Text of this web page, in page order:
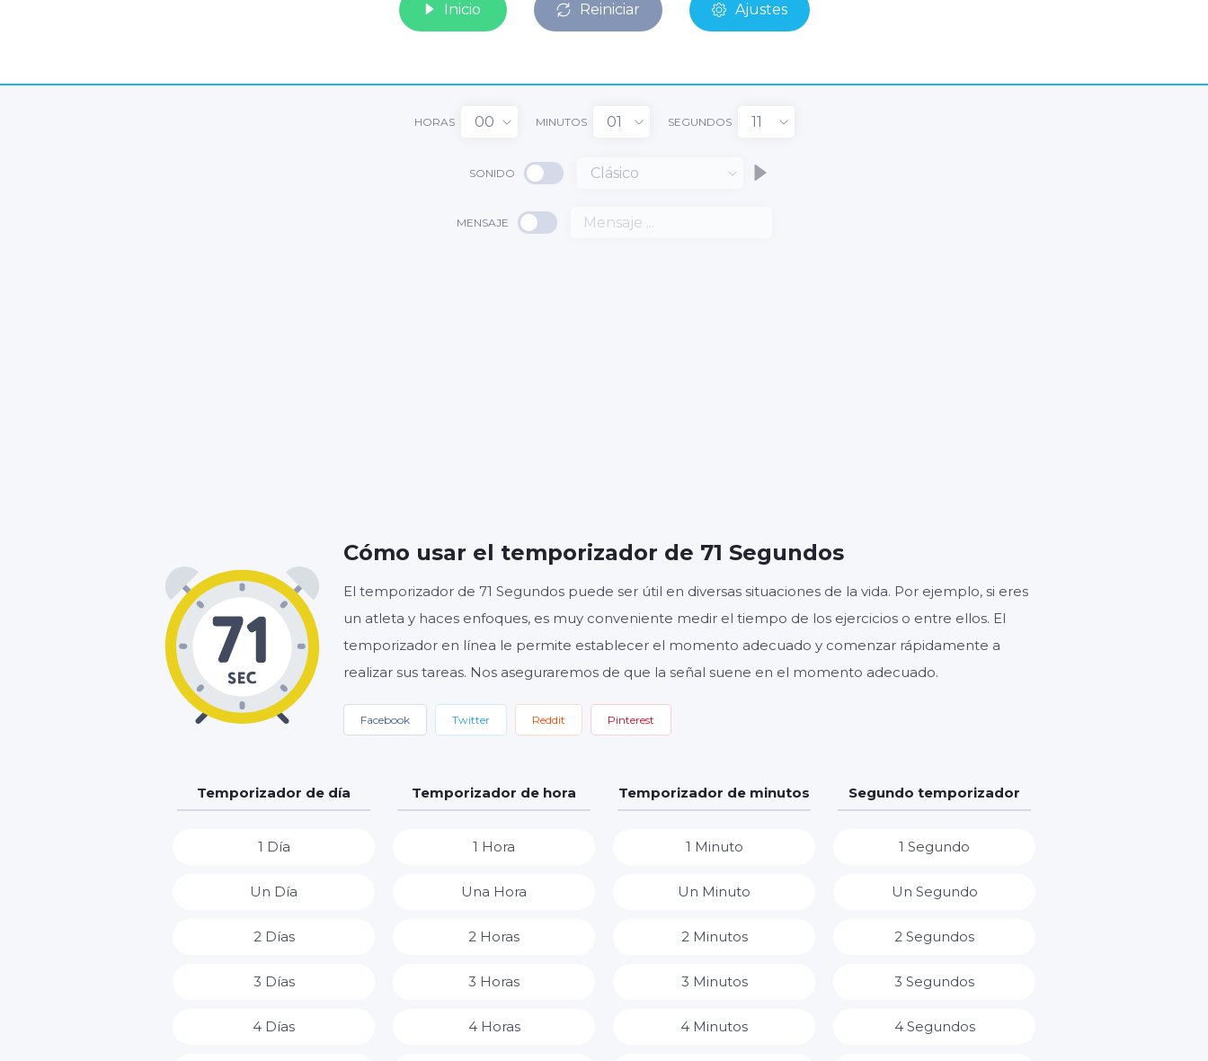
Inicio Reiniciar Ajustes
HORAS 00 MINUTOS 01 SEGUNDOS 11
SONIDO Clásico
MENSAJE
Cómo usar el temporizador de 71 Segundos
El temporizador de 71 Segundos puede ser útil en diversas situaciones de la vida. Por ejemplo, si eres
un atleta y haces enfoques, es muy conveniente medir el tiempo de los ejercicios o entre ellos. El
temporizador en línea le permite establecer el momento adecuado y comenzar rápidamente a
realizar sus tareas. Nos aseguraremos de que la señal suene en el momento adecuado.
Facebook Twitter Reddit Pinterest
Temporizador de día
1 Día
Un Día
2 Días
3 Días
4 Días
Temporizador de hora
1 Hora
Una Hora
2 Horas
3 Horas
4 Horas
Temporizador de minutos
1 Minuto
Un Minuto
2 Minutos
3 Minutos
4 Minutos
Segundo temporizador
1 Segundo
Un Segundo
2 Segundos
3 Segundos
4 Segundos
0111